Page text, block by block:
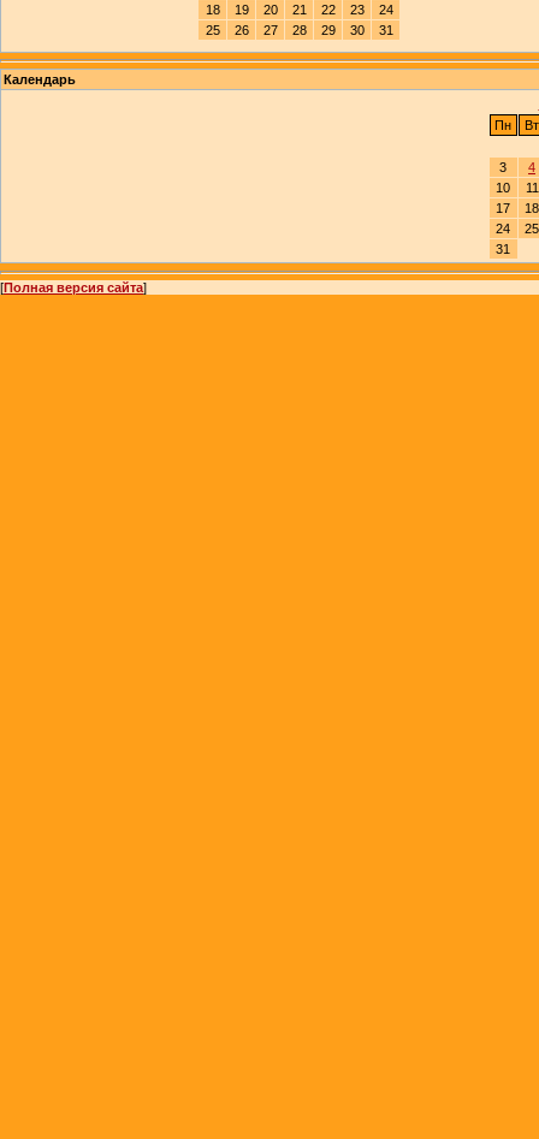
18
19 20 21 22 23
24
25
26 27 28 29 30 31
Календарь
Пн
Вт
3
4
10
11
17
18
24
25
31
[Полная версия сайта]